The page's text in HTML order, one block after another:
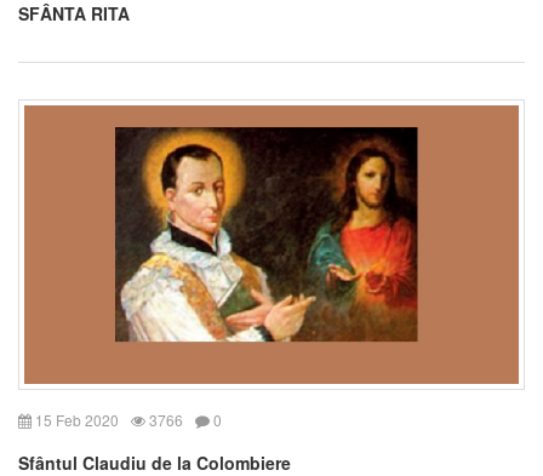
SFÂNTA RITA
15 Feb 2020 3766 0
Sfântul Claudiu de la Colombiere